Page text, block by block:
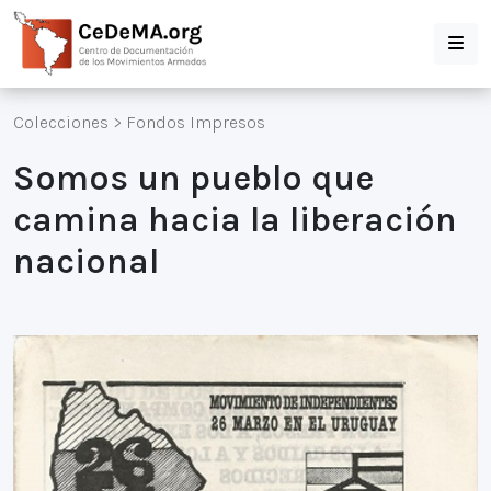
Colecciones > Fondos Impresos
Somos un pueblo que
camina hacia la liberación
nacional